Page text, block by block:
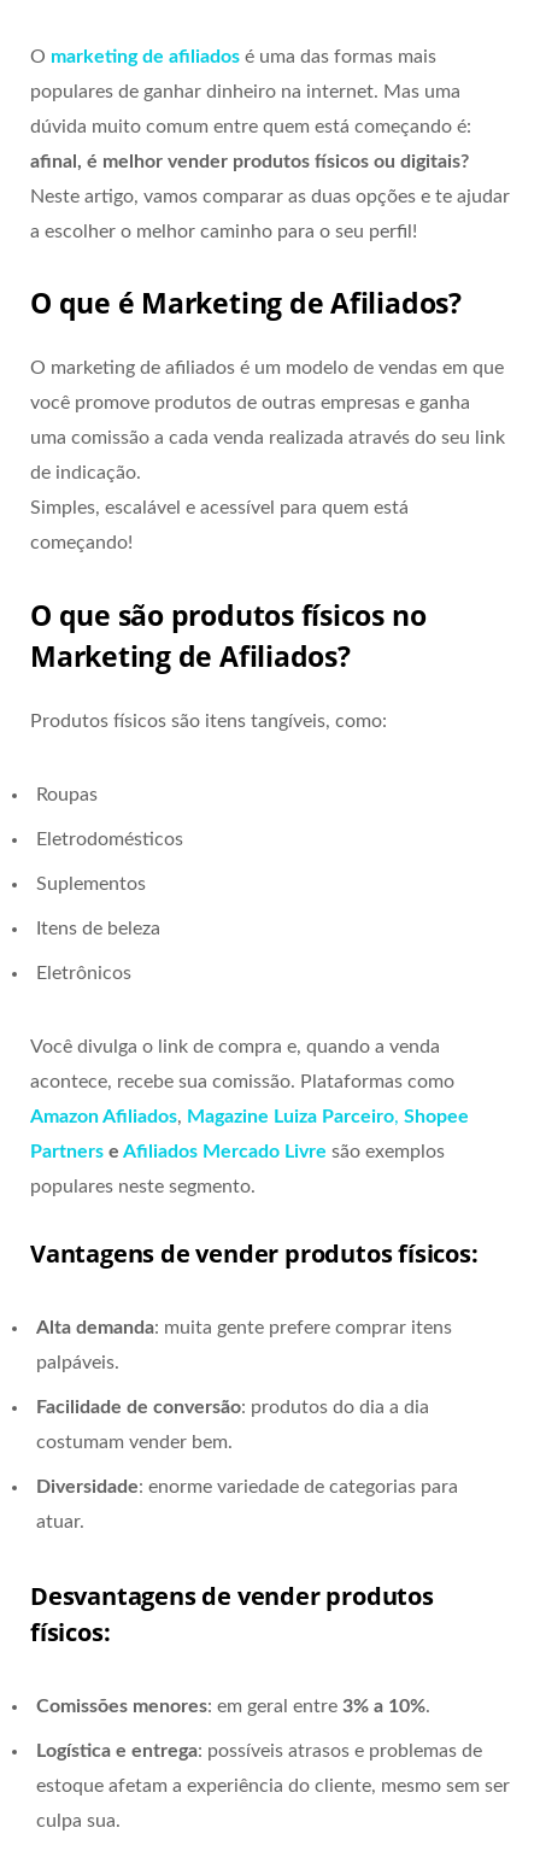
O marketing de afiliados é uma das formas mais
populares de ganhar dinheiro na internet. Mas uma
dúvida muito comum entre quem está começando é:
afinal, é melhor vender produtos físicos ou digitais?
Neste artigo, vamos comparar as duas opções e te ajudar
a escolher o melhor caminho para o seu perfil!
O que é Marketing de Afiliados?
O marketing de afiliados é um modelo de vendas em que
você promove produtos de outras empresas e ganha
uma comissão a cada venda realizada através do seu link
de indicação.
Simples, escalável e acessível para quem está
começando!
O que são produtos físicos no
Marketing de Afiliados?
Produtos físicos são itens tangíveis, como:
Roupas
Eletrodomésticos
Suplementos
Itens de beleza
Eletrônicos
Você divulga o link de compra e, quando a venda
acontece, recebe sua comissão. Plataformas como
Amazon Afiliados, Magazine Luiza Parceiro, Shopee
Partners e Afiliados Mercado Livre são exemplos
populares neste segmento.
Vantagens de vender produtos físicos:
Alta demanda: muita gente prefere comprar itens
palpáveis.
Facilidade de conversão: produtos do dia a dia
costumam vender bem.
Diversidade: enorme variedade de categorias para
atuar.
Desvantagens de vender produtos
físicos:
Comissões menores: em geral entre 3% a 10%.
Logística e entrega: possíveis atrasos e problemas de
estoque afetam a experiência do cliente, mesmo sem ser
culpa sua.